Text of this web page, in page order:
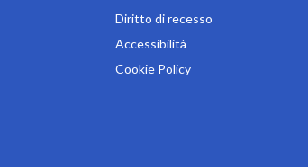
Diritto di recesso
Accessibilità
Cookie Policy